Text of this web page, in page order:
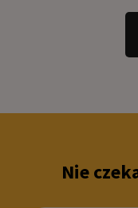
Nie